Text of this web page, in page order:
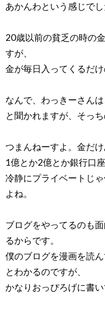
あかんわという感じでし
20歳以前の貧乏の時の
すが、
金が毎日入ってくるだ
なんで、わっきーさん
と聞かれますが、そっ
つまんねーすよ。金だけ
1億とか2億とか銀行口座
冷静にプライベートじ
よね。
ブログをやってるのも
るからです。
僕のブログを漫画を読
とわかるのですが、
かなりおっぴろげに書い